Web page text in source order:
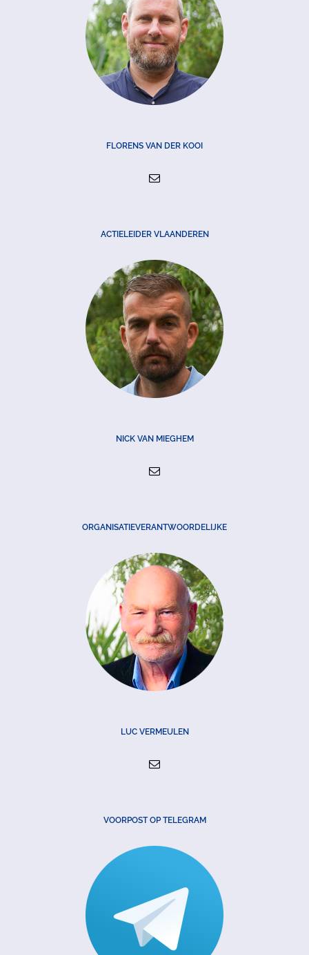
FLORENS VAN DER KOOI
ACTIELEIDER VLAANDEREN
NICK VAN MIEGHEM
ORGANISATIEVERANTWOORDELIJKE
LUC VERMEULEN
VOORPOST OP TELEGRAM